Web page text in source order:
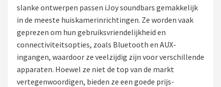
JBL
Samsung
Shop
slanke ontwerpen passen iJoy soundbars gemakkelijk
in de meeste huiskamerinrichtingen. Ze worden vaak
geprezen om hun gebruiksvriendelijkheid en
connectiviteitsopties, zoals Bluetooth en AUX-
ingangen, waardoor ze veelzijdig zijn voor verschillende
apparaten. Hoewel ze niet de top van de markt
vertegenwoordigen, bieden ze een goede prijs-